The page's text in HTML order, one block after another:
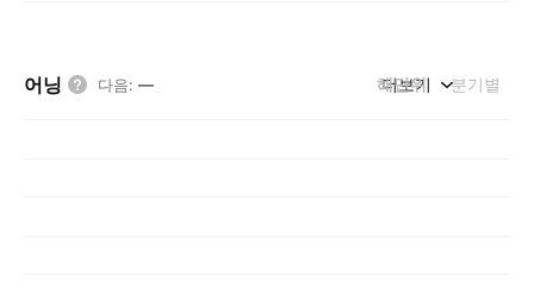
어닝 다음: — 해단위 분기별
더보기